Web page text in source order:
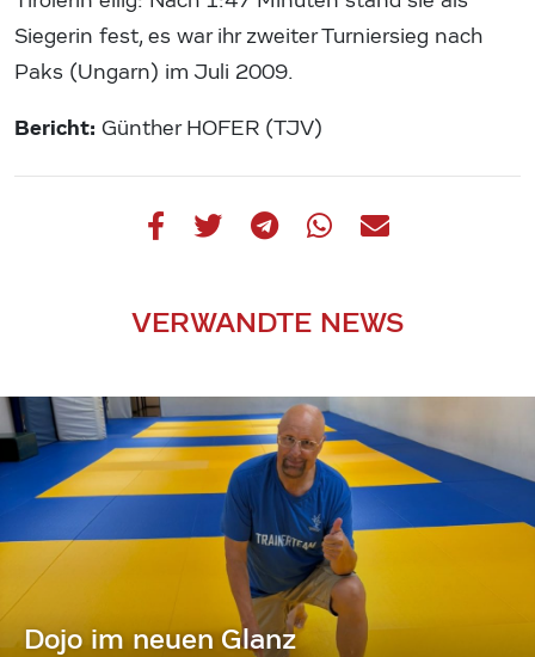
Siegerin fest, es war ihr zweiter Turniersieg nach
Paks (Ungarn) im Juli 2009.
Bericht: Günther HOFER (TJV)
VERWANDTE NEWS
Dojo im neuen Glanz